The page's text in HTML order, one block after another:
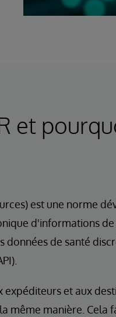
et
est une norme
d'informations de
de santé
expéditeurs et aux
même manière. Cela